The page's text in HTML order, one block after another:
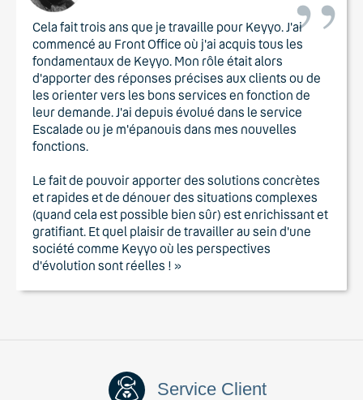
Cela fait trois ans que je travaille pour Keyyo. J'ai
commencé au Front Office où j'ai acquis tous les
fondamentaux de Keyyo. Mon rôle était alors
d'apporter des réponses précises aux clients ou de
les orienter vers les bons services en fonction de
leur demande. J'ai depuis évolué dans le service
Escalade ou je m'épanouis dans mes nouvelles
fonctions.
Le fait de pouvoir apporter des solutions concrètes
et rapides et de dénouer des situations complexes
(quand cela est possible bien sûr) est enrichissant et
gratifiant. Et quel plaisir de travailler au sein d'une
société comme Keyyo où les perspectives
d'évolution sont réelles ! »
Service Client